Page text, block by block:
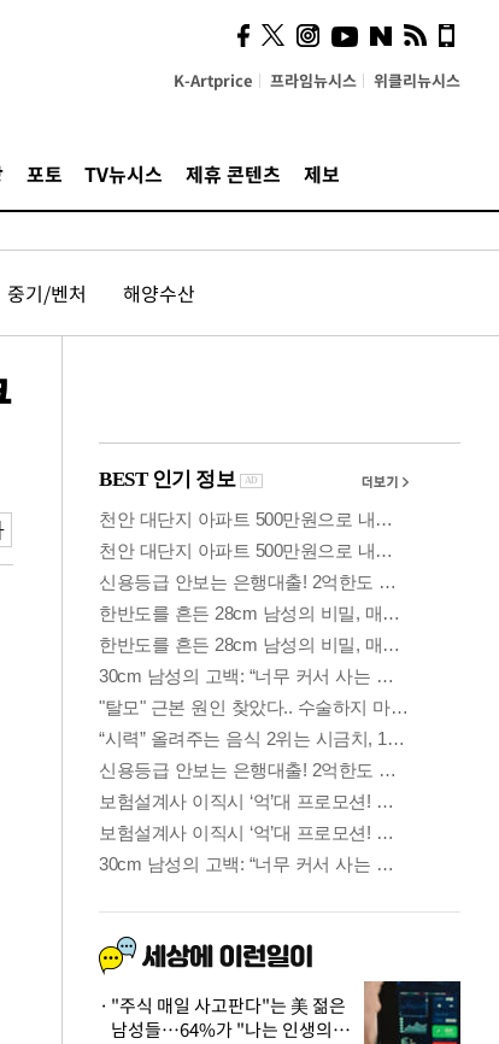
K-Artprice 프라임뉴시스 위클리뉴시스
포토 TV뉴시스 제휴 콘텐츠 제보
중기/벤처 해양수산
사이 해답 찾았죠"…알을
깨고 나온 '초자아'
"주식 매일 사고판다"는 美 젊은
남성들…64%가 "나는 인생의